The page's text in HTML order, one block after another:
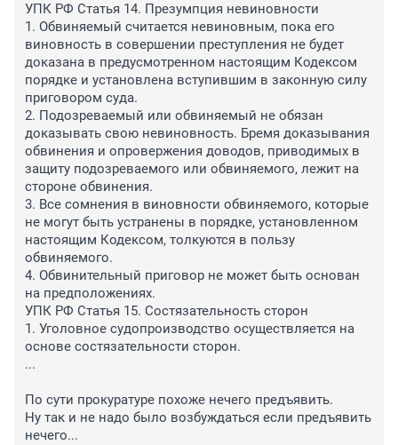
УПК РФ Статья 14. Презумпция невиновности
1. Обвиняемый считается невиновным, пока его
виновность в совершении преступления не будет
доказана в предусмотренном настоящим Кодексом
порядке и установлена вступившим в законную силу
приговором суда.
2. Подозреваемый или обвиняемый не обязан
доказывать свою невиновность. Бремя доказывания
обвинения и опровержения доводов, приводимых в
защиту подозреваемого или обвиняемого, лежит на
стороне обвинения.
3. Все сомнения в виновности обвиняемого, которые
не могут быть устранены в порядке, установленном
настоящим Кодексом, толкуются в пользу
обвиняемого.
4. Обвинительный приговор не может быть основан
на предположениях.
УПК РФ Статья 15. Состязательность сторон
1. Уголовное судопроизводство осуществляется на
основе состязательности сторон.
...
По сути прокуратуре похоже нечего предъявить.
Ну так и не надо было возбуждаться если предъявить
нечего...